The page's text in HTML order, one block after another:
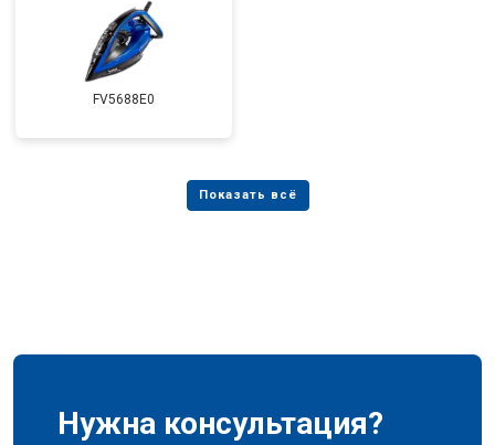
FV5688E0
Нужна консультация?